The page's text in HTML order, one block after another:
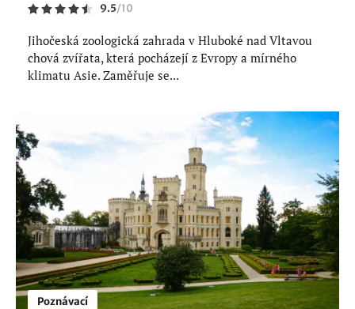
9.5/10
Jihočeská zoologická zahrada v Hluboké nad Vltavou
chová zvířata, která pocházejí z Evropy a mírného
klimatu Asie. Zaměřuje se...
Poznávací